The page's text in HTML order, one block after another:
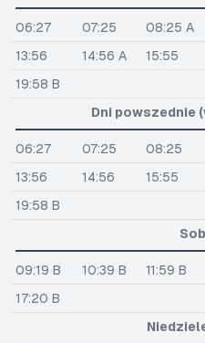
06:27 07:25 08:25 A
13:56
14:56 A 15:55
19:58 B
Dni powszednie
06:27 07:25 08:25
13:56
14:56 15:55
19:58 B
09:19 B 10:39 B 11:59 B
17:20 B